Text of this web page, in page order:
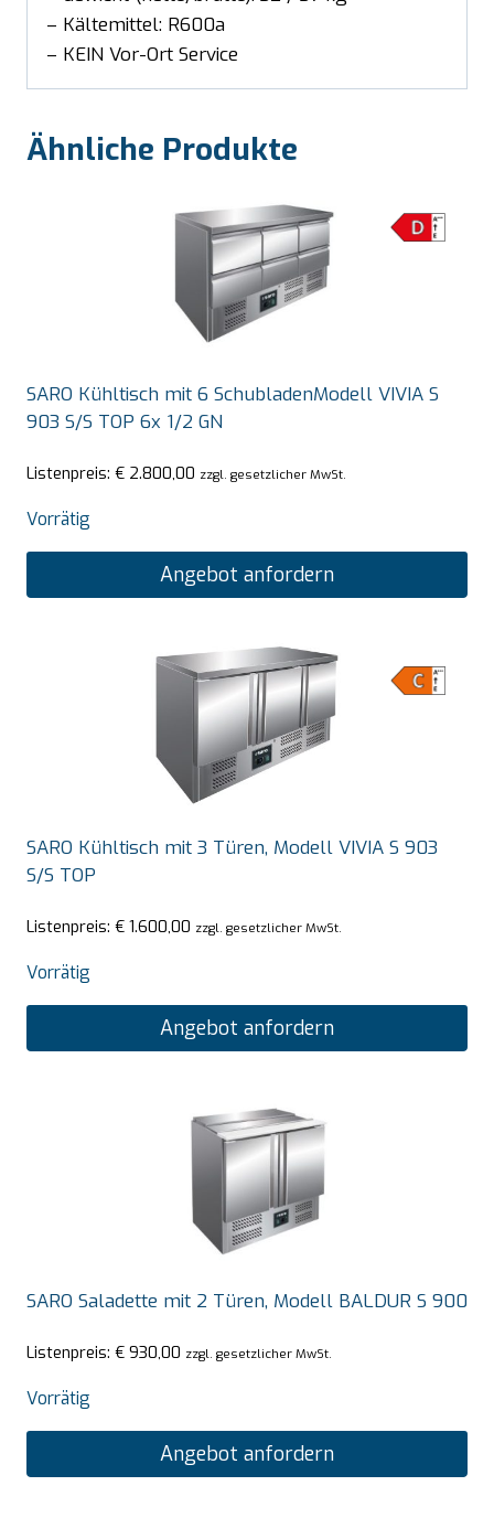
– Kältemittel: R600a
– KEIN Vor-Ort Service
Ähnliche Produkte
SARO Kühltisch mit 6 SchubladenModell VIVIA S
903 S/S TOP 6x 1/2 GN
Listenpreis: € 2.800,00 zzgl. gesetzlicher MwSt.
Vorrätig
Angebot anfordern
SARO Kühltisch mit 3 Türen, Modell VIVIA S 903
S/S TOP
Listenpreis: € 1.600,00 zzgl. gesetzlicher MwSt.
Vorrätig
Angebot anfordern
SARO Saladette mit 2 Türen, Modell BALDUR S 900
Listenpreis: € 930,00 zzgl. gesetzlicher MwSt.
Vorrätig
Angebot anfordern